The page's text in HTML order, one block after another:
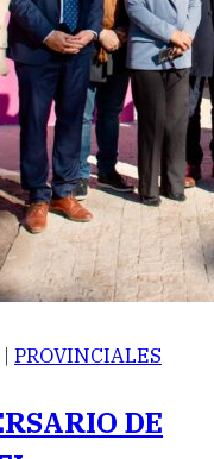
| PROVINCIALES
DE